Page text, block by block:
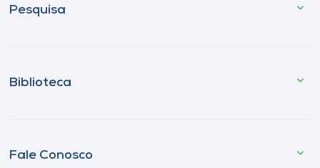
Pesquisa
Biblioteca
Fale Conosco